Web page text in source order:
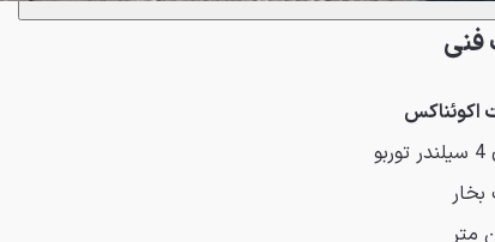
اکوئناکس